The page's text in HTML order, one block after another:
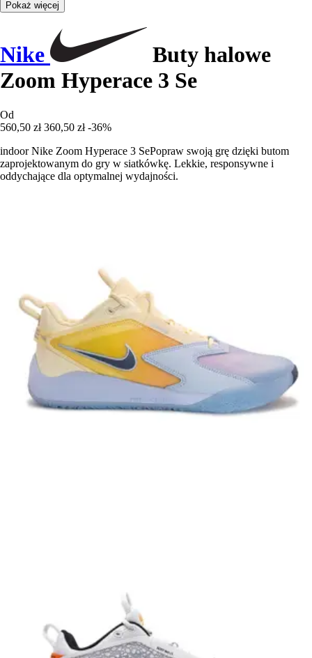
Pokaż więcej
Nike
Buty halowe
Zoom Hyperace 3 Se
Od
560,50 zł 360,50 zł -36%
indoor Nike Zoom Hyperace 3 SePopraw swoją grę dzięki butom
zaprojektowanym do gry w siatkówkę. Lekkie, responsywne i
oddychające dla optymalnej wydajności.